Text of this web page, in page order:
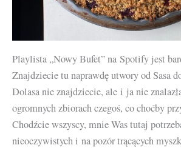
Playlista „Nowy Bufet” na Spotify jest
Znajdziecie tu naprawdę utwory od Sasa
Dolasa nie znajdziecie, ale i ja nie
ogromnych zbiorach czegoś, co choćby
Chodźcie wszyscy, mnie Was tutaj
nieoczywistych i na pozór trącących